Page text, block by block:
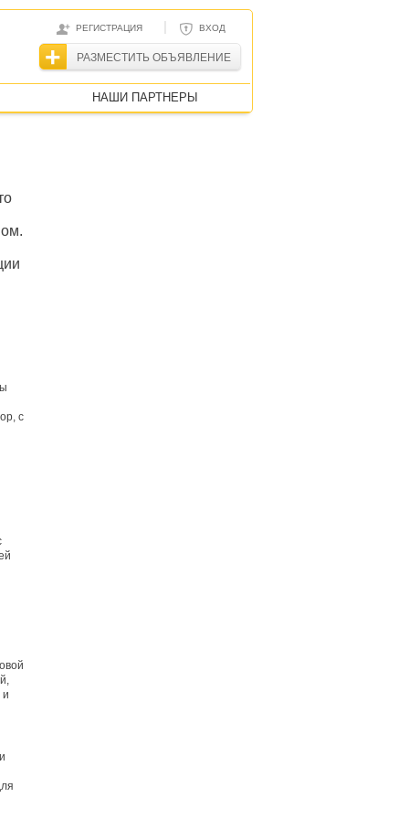
РЕГИСТРАЦИЯ | ВХОД
РАЗМЕСТИТЬ ОБЪЯВЛЕНИЕ
НАШИ ПАРТНЕРЫ
с
и